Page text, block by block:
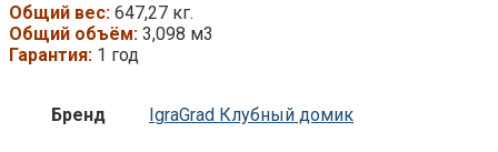
Общий вес: 647,27 кг.
Общий объём: 3,098 м3
Гарантия: 1 год
Бренд IgraGrad Клубный домик